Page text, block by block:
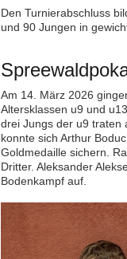
Den Turnierabschluss
und 90 Jungen in
Am 14. März 2026
Altersklassen u9 und
drei Jungs der u9 traten
konnte sich Arthur
Goldmedaille sichern.
Dritter. Aleksander
Bodenkampf auf.